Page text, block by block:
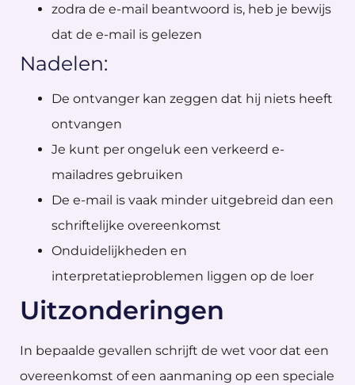
zodra de e-mail beantwoord is, heb je bewijs
dat de e-mail is gelezen
Nadelen:
De ontvanger kan zeggen dat hij niets heeft
ontvangen
Je kunt per ongeluk een verkeerd e-
mailadres gebruiken
De e-mail is vaak minder uitgebreid dan een
schriftelijke overeenkomst
Onduidelijkheden en
interpretatieproblemen liggen op de loer
Uitzonderingen
In bepaalde gevallen schrijft de wet voor dat een
overeenkomst of een aanmaning op een speciale